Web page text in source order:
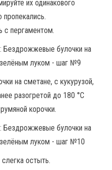
их одинакового
с пергаментом.
на сметане, с кукурузой,
разогретой до 180 °С
корочки.
остыть.